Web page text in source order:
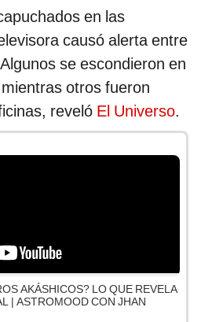
en las
causó alerta entre
se escondieron en
otros fueron
reveló El Universo.
AKÁSHICOS? LO QUE REVELA
| ASTROMOOD CON JHAN